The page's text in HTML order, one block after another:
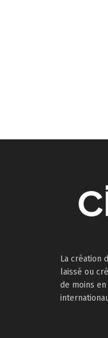
La création
laissé ou
de moins